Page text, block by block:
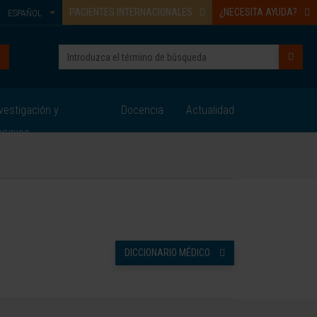
PACIENTES INTERNACIONALES ¿NECESITA AYUDA?
ESPAÑOL
y
Docencia Actualidad
DICCIONARIO MÉDICO